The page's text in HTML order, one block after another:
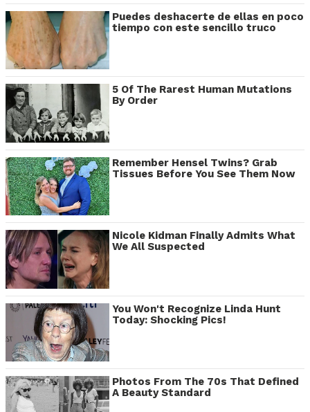
Puedes deshacerte de ellas en poco
tiempo con este sencillo truco
5 Of The Rarest Human Mutations
By Order
Remember Hensel Twins? Grab
Tissues Before You See Them Now
Nicole Kidman Finally Admits What
We All Suspected
You Won't Recognize Linda Hunt
Today: Shocking Pics!
Photos From The 70s That Defined
A Beauty Standard